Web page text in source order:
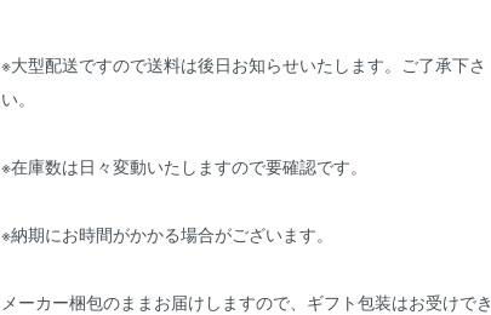
※大型配送ですので送料は後日お知らせいたします。ご了承下さ
い。
※在庫数は日々変動いたしますので要確認です。
※納期にお時間がかかる場合がございます。
メーカー梱包のままお届けしますので、ギフト包装はお受けでき